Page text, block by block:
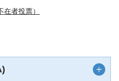
者投票）